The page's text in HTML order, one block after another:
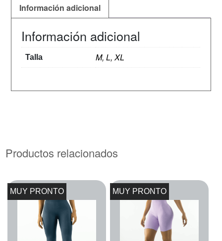
Información adicional
Información adicional
Talla M, L, XL
Productos relacionados
MUY PRONTO MUY PRONTO